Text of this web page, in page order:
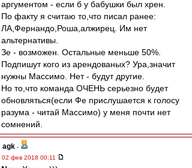
аргументом - если б у бабушки был хрен.
По факту я считаю то,что писал ранее:
ЛА,Фернандо,Роша,алжирец. Им нет
альтернативы.
Зе - возможен. Остальные меньше 50%.
Подпишут кого из арендованых? Ура,значит
нужны Массимо. Нет - будут другие.
Но то,что команда ОЧЕНЬ серьезно будет
обновляться(если Фе прислушается к голосу
разума - читай Массимо) у меня почти нет
сомнений.
agk -
02 фев 2018 00:11